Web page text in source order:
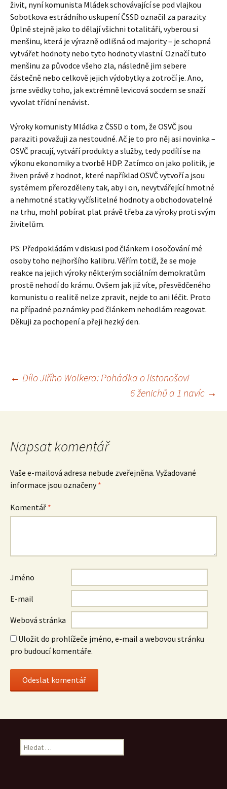
živit, nyní komunista Mládek schovávající se pod vlajkou
Sobotkova estrádního uskupení ČSSD označil za parazity.
Úplně stejně jako to dělají všichni totalitáři, vyberou si
menšinu, která je výrazně odlišná od majority – je schopná
vytvářet hodnoty nebo tyto hodnoty vlastní. Označí tuto
menšinu za původce všeho zla, následně jim sebere
částečně nebo celkově jejich výdobytky a zotročí je. Ano,
jsme svědky toho, jak extrémně levicová socdem se snaží
vyvolat třídní nenávist.
Výroky komunisty Mládka z ČSSD o tom, že OSVČ jsou
paraziti považuji za nestoudné. Ač je to pro něj asi novinka –
OSVČ pracují, vytváří produkty a služby, tedy podílí se na
výkonu ekonomiky a tvorbě HDP. Zatímco on jako politik, je
živen právě z hodnot, které například OSVČ vytvoří a jsou
systémem přerozděleny tak, aby i on, nevytvářející hmotné
a nehmotné statky vyčíslitelné hodnoty a obchodovatelné
na trhu, mohl pobírat plat právě třeba za výroky proti svým
živitelům.
PS: Předpokládám v diskusi pod článkem i osočování mé
osoby toho nejhoršího kalibru. Věřím totiž, že se moje
reakce na jejich výroky některým sociálním demokratům
prostě nehodí do krámu. Ovšem jak již víte, přesvědčeného
komunistu o realitě nelze zpravit, nejde to ani léčit. Proto
na případné poznámky pod článkem nehodlám reagovat.
Děkuji za pochopení a přeji hezký den.
Navigace
pro
příspěvek
← Dílo Jiřího Wolkera: Pohádka o listonošovi
6 ženichů a 1 navíc →
Napsat komentář
Vaše e-mailová adresa nebude zveřejněna. Vyžadované
informace jsou označeny*
Komentář *
Jméno
E-mail
Webová stránka
Uložit do prohlížeče jméno, e-mail a webovou stránku
pro budoucí komentáře.
Vyhledávání